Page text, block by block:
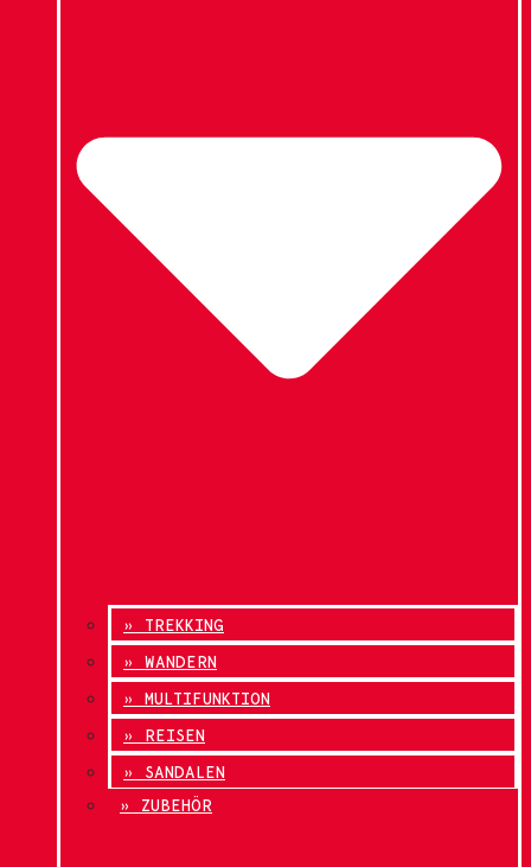
» TREKKING
» WANDERN
» MULTIFUNKTION
» REISEN
» SANDALEN
» ZUBEHÖR